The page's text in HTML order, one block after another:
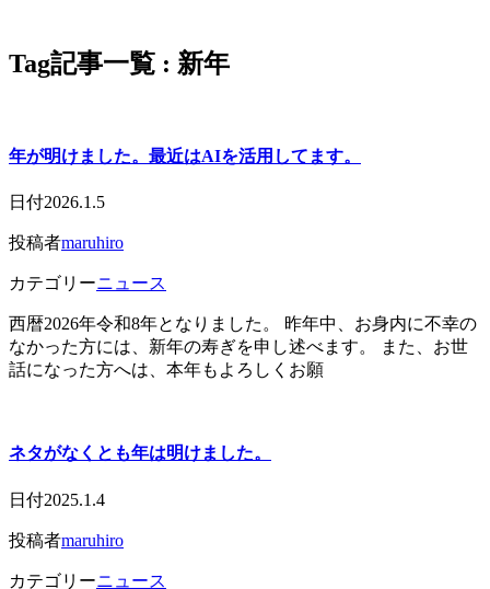
Tag記事一覧 : 新年
年が明けました。最近はAIを活用してます。
日付2026.1.5
投稿者maruhiro
カテゴリーニュース
西暦2026年令和8年となりました。 昨年中、お身内に不幸の
なかった方には、新年の寿ぎを申し述べます。 また、お世
話になった方へは、本年もよろしくお願
ネタがなくとも年は明けました。
日付2025.1.4
投稿者maruhiro
カテゴリーニュース